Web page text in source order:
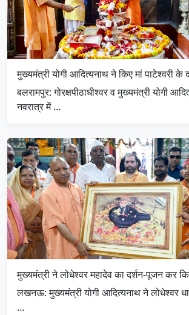
मुख्यमंत्री योगी आदित्यनाथ ने किए मां पाटेश्वरी के
बलरामपुर: गोरक्षपीठाधीश्वर व मुख्यमंत्री योगी
नवरात्र में …
मुख्यमंत्री ने लोधेश्वर महादेव का दर्शन-पूजन कर
लखनऊ: मुख्यमंत्री योगी आदित्यनाथ ने लोधेश्वर
…